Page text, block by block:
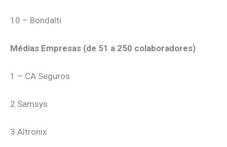
10 – Bondalti
Médias Empresas (de 51 a 250 colaboradores)
1 – CA Seguros
2 Samsys
3 Altronix